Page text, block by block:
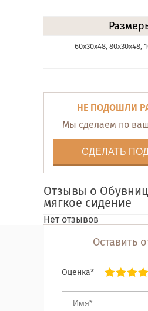
60х30х48, 80х30х48,
НЕ ПОДОШЛИ
Мы сделаем по
СДЕЛАТЬ
Отзывы о
мягкое сидение
Нет отзывов
Оставить
Оценка*